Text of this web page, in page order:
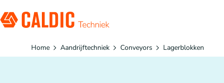
Home Aandrijftechniek Conveyors Lagerblokken